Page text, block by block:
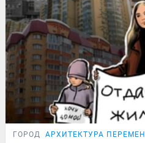
ГОРОД АРХИТЕКТУРА ПЕРЕМЕН